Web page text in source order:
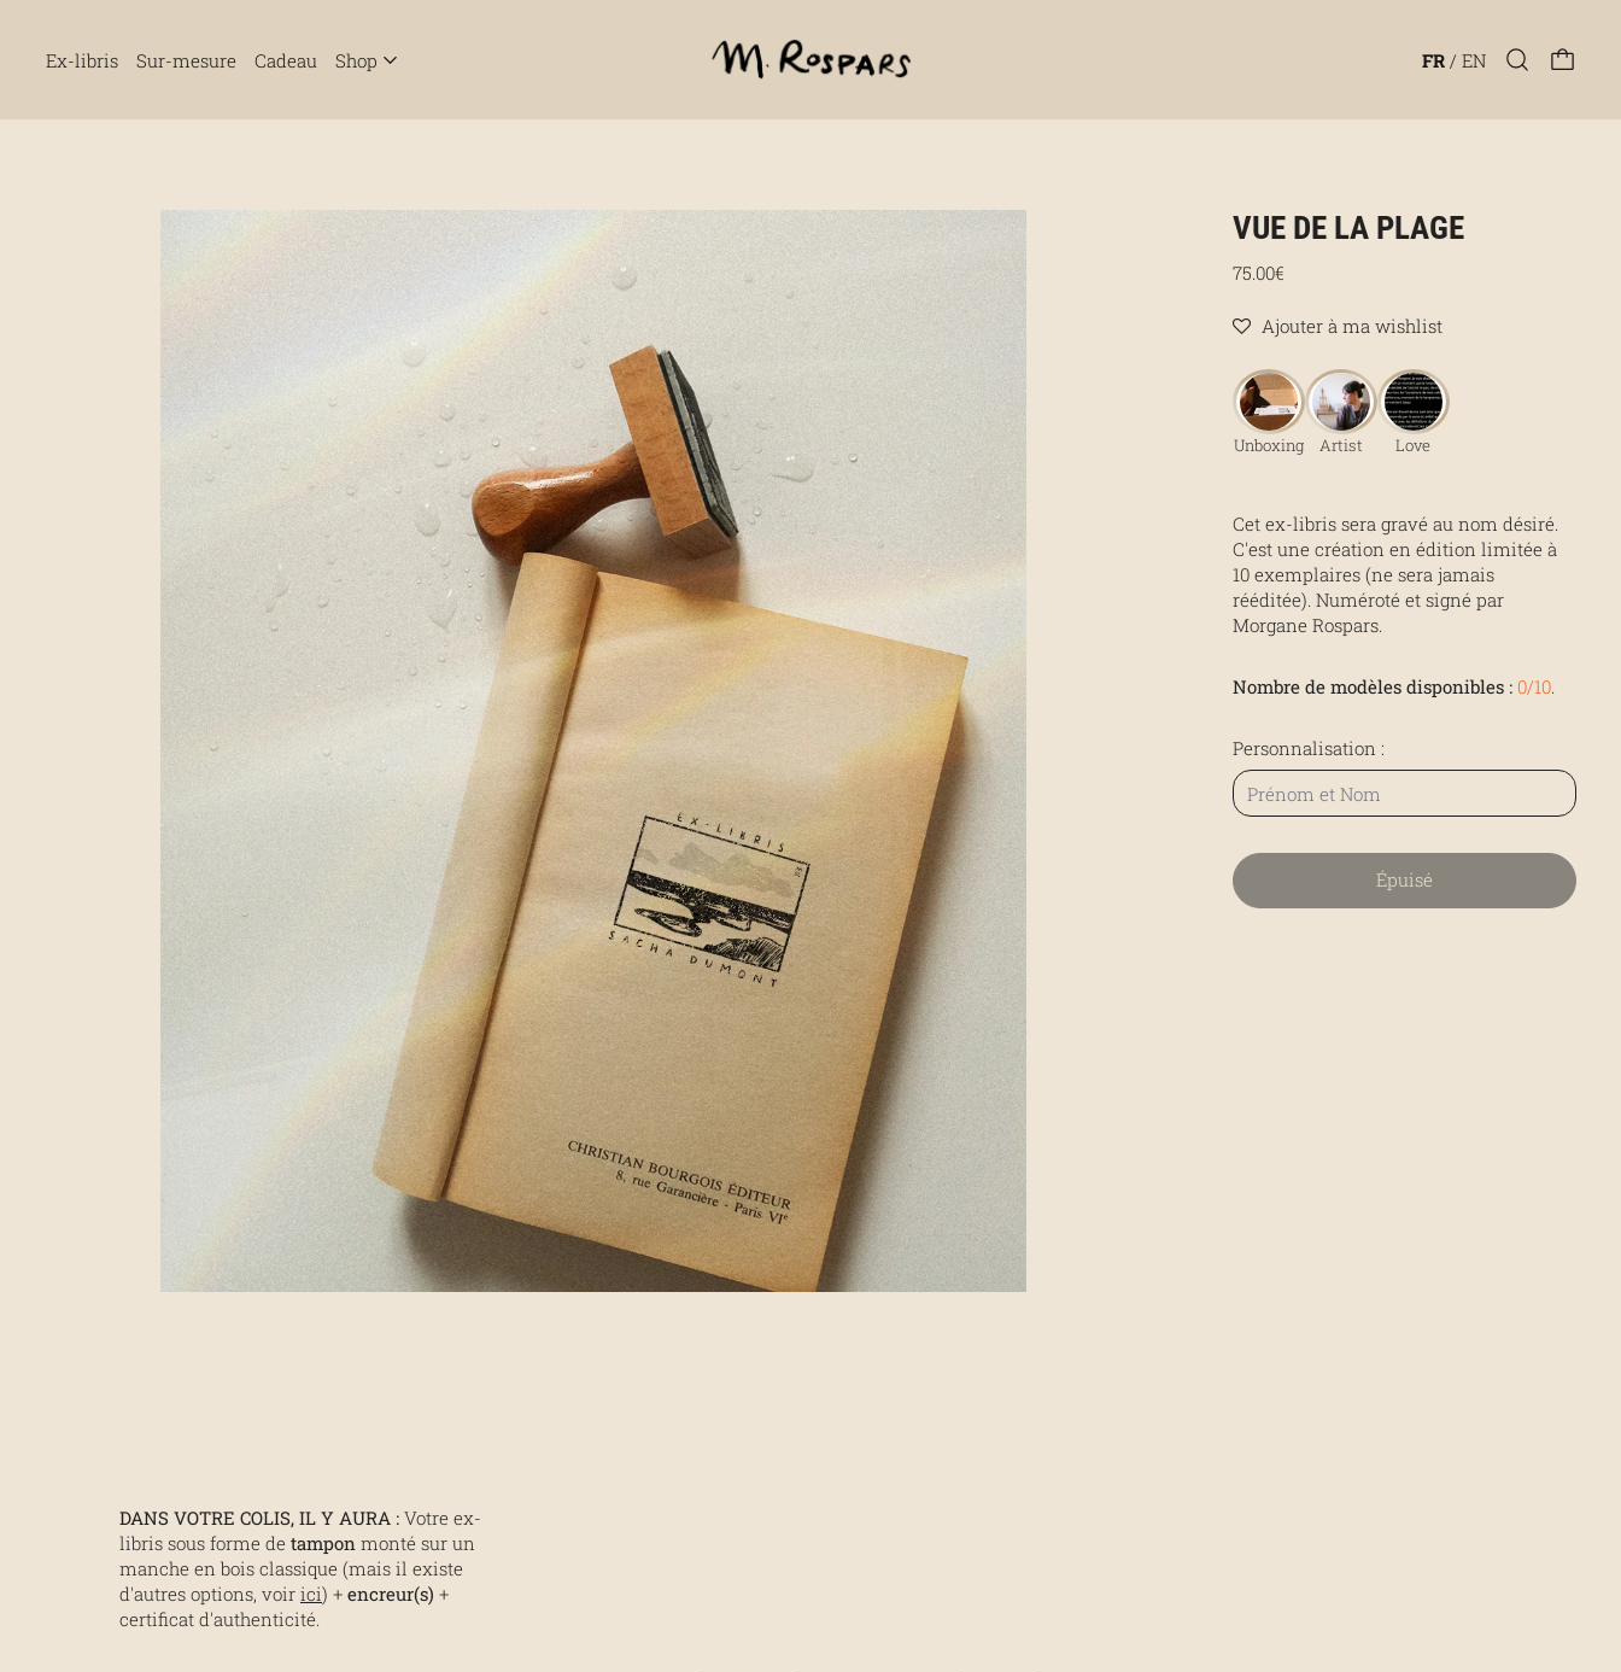
Ex-libris Sur-mesure Cadeau Shop FR / EN
VUE DE LA PLAGE
Prix régulier
75.00€
Ajouter à ma wishlist
Unboxing Artist Love
Cet ex-libris sera gravé au nom désiré.
C'est une création en édition limitée à
10 exemplaires (ne sera jamais
rééditée). Numéroté et signé par
Morgane Rospars.
Nombre de modèles disponibles : 0/10.
Personnalisation :
Épuisé
DANS VOTRE COLIS, IL Y AURA : Votre ex-
libris sous forme de tampon monté sur un
manche en bois classique (mais il existe
d'autres options, voir ici) + encreur(s) +
certificat d'authenticité.